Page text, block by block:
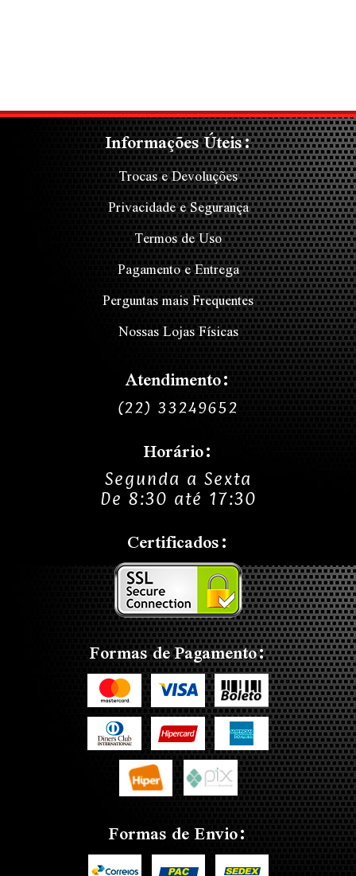
Informações Úteis:
Trocas e Devoluções
Privacidade e Segurança
Termos de Uso
Pagamento e Entrega
Perguntas mais Frequentes
Nossas Lojas Físicas
Atendimento:
(22) 33249652
Horário:
Segunda a Sexta
De 8:30 até 17:30
Certificados:
Formas de Pagamento:
Formas de Envio: